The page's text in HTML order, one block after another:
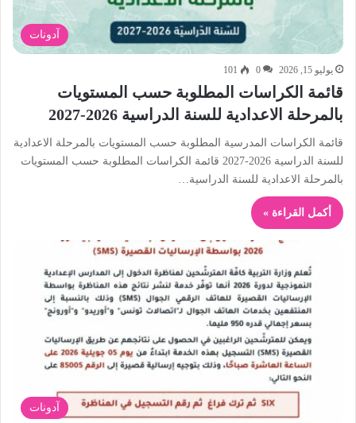
آدونات
يوليو 15, 2026 0
101
قائمة الكراسات المطلوبة حسب المستويات
بالمرحلة الاعدادية للسنة الدراسية 2026-2027
قائمة الكراسات المدرسية المطلوبة حسب المستويات بالمرحلة الاعدادية
للسنة الدراسية 2026-2027 قائمة الكراسات المطلوبة حسب المستويات
بالمرحلة الاعدادية للسنة الدراسية…
أكمل القراءة »
آدونات